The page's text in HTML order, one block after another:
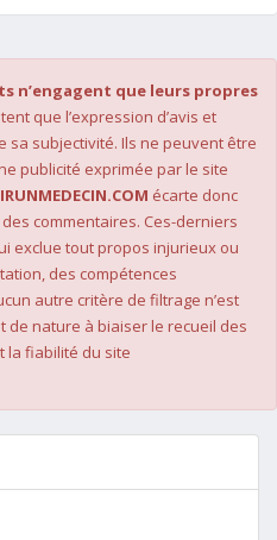
n’engagent que leurs propres
que l’expression d’avis et
sa subjectivité. Ils ne peuvent être
publicité exprimée par le site
écarte donc
commentaires. Ces-derniers
exclue tout propos injurieux ou
des compétences
autre critère de filtrage n’est
de nature à biaiser le recueil des
la fiabilité du site